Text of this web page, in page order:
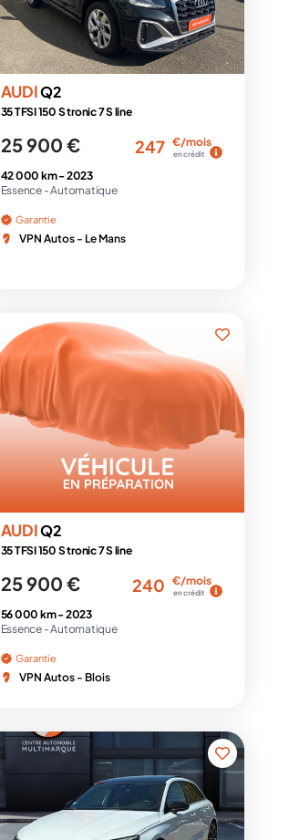
AUDIQ2
35 TFSI 150 S tronic 7 S line
25 900 € 247 €/mois
en crédit
42 000 km -2023
Essence -Automatique
Garantie
VPN Autos - Le Mans
AUDIQ2
35 TFSI 150 S tronic 7 S line
25 900 € 240 €/mois
en crédit
56 000 km -2023
Essence -Automatique
Garantie
VPN Autos - Blois